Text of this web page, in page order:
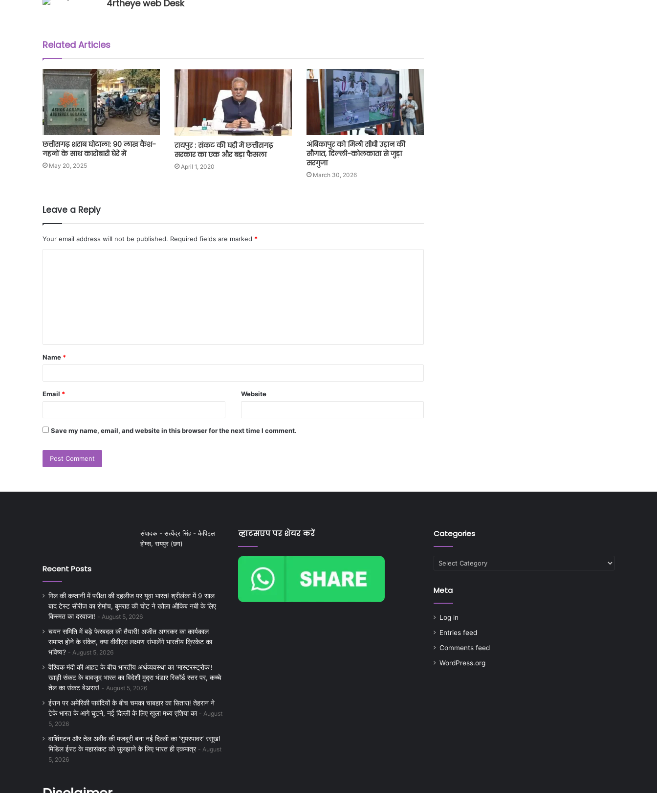
4rtheye web Desk
Related Articles
छत्तीसगढ़ शराब घोटाला: 90 लाख कैश-
गहनों के साथ कारोबारी घेरे में
May 20, 2025
रायपुर : संकट की घड़ी में छत्तीसगढ़
सरकार का एक और बड़ा फैसला
April 1, 2020
अंबिकापुर को मिली सीधी उड़ान की
सौगात, दिल्ली-कोलकाता से जुड़ा
सरगुजा
March 30, 2026
Leave a Reply
Your email address will not be published. Required fields are marked *
Name *
Email * Website
Save my name, email, and website in this browser for the next time I comment.
संपादक - सत्येंद्र सिंह - कैपिटल
होम्स, रायपुर (छग)
Recent Posts
गिल की कप्तानी में परीक्षा की दहलीज पर युवा भारत! श्रीलंका में 9 साल
बाद टेस्ट सीरीज का रोमांच, बुमराह की चोट ने खोला औकिब नबी के लिए
किस्मत का दरवाजा!
August 5, 2026
चयन समिति में बड़े फेरबदल की तैयारी! अजीत अगरकर का कार्यकाल
समाप्त होने के संकेत, क्या वीवीएस लक्ष्मण संभालेंगे भारतीय क्रिकेट का
भविष्य?
August 5, 2026
वैश्विक मंदी की आहट के बीच भारतीय अर्थव्यवस्था का ‘मास्टरस्ट्रोक’!
खाड़ी संकट के बावजूद भारत का विदेशी मुद्रा भंडार रिकॉर्ड स्तर पर, कच्चे
तेल का संकट बेअसर!
August 5, 2026
ईरान पर अमेरिकी पाबंदियों के बीच चमका चाबहार का सितारा! तेहरान ने
टेके भारत के आगे घुटने, नई दिल्ली के लिए खुला मध्य एशिया का
August
5, 2026
वाशिंगटन और तेल अवीव की मजबूरी बना नई दिल्ली का ‘सुपरपावर’ रसूख!
मिडिल ईस्ट के महासंकट को सुलझाने के लिए भारत ही एकमात्र
August
5, 2026
व्हाटसएप पर शेयर करें Categories
Categories
Meta
Log in
Entries feed
Comments feed
WordPress.org